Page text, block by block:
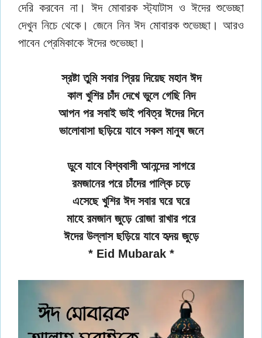
দেরি করবেন না। ঈদ মোবারক স্ট্যাটাস ও ঈদের শুভেচ্ছা
দেখুন নিচে থেকে। জেনে নিন ঈদ মোবারক শুভেচ্ছা। আরও
পাবেন প্রেমিকাকে ঈদের শুভেচ্ছা।
স্রষ্টা তুমি সবার প্রিয় দিয়েছ মহান ঈদ
কাল খুশির চাঁদ দেখে ভুলে গেছি নিদ
আপন পর সবাই ভাই পবিত্র ঈদের দিনে
ভালোবাসা ছড়িয়ে যাবে সকল মানুষ জনে
ডুবে যাবে বিশ্ববাসী আনন্দের সাগরে
রমজানের পরে চাঁদের পাল্কি চড়ে
এসেছে খুশির ঈদ সবার ঘরে ঘরে
মাহে রমজান জুড়ে রোজা রাখার পরে
ঈদের উল্লাস ছড়িয়ে যাবে হৃদয় জুড়ে
* Eid Mubarak *